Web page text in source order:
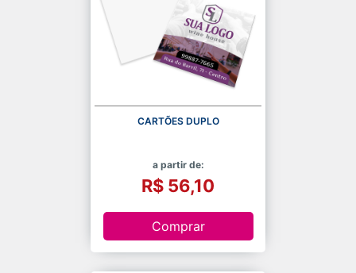
CARTÕES DUPLO
a partir de:
R$ 56,10
Comprar